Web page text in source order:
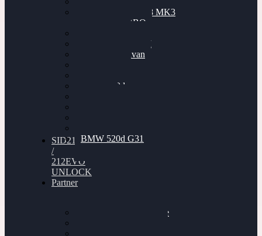
Nissan GT-R35 3.8 MK3
V6 TWINTURBO
VW Passat 2.0TDI
VW T6 Multivan
BMW 120d
BMW 520d G31
SID212
/
212EVO
UNLOCK
Partner
Bilgenroth Performance